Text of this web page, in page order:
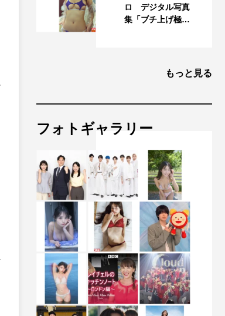
ロ デジタル写真
集「ブチ上げ極…
もっと見る
フォトギャラリー